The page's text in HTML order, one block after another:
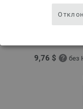
Круговые спицы из
9,76 $ без